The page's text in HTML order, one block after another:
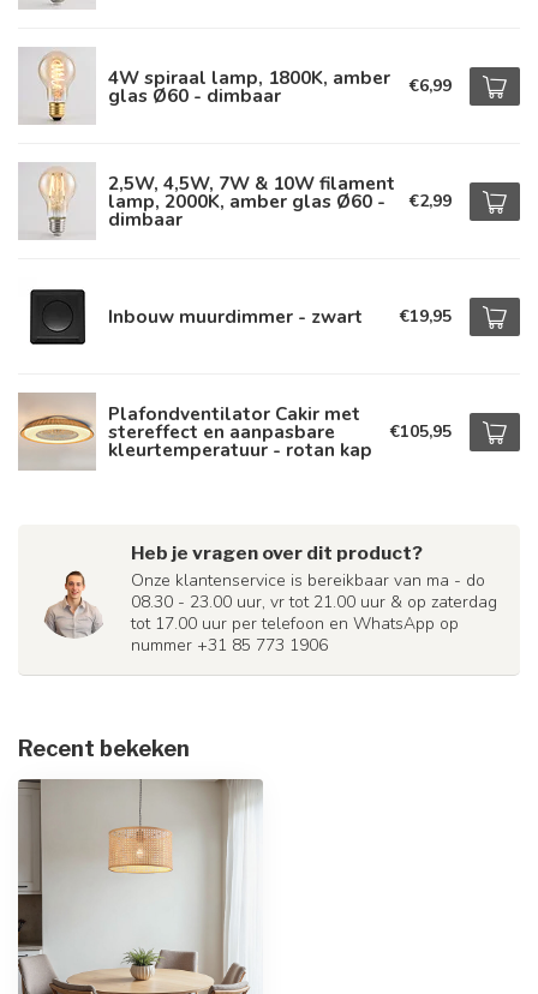
4W spiraal lamp, 1800K, amber
glas Ø60 - dimbaar €6,99
2,5W, 4,5W, 7W & 10W filament
lamp, 2000K, amber glas Ø60 -
dimbaar
€2,99
Inbouw muurdimmer - zwart €19,95
Plafondventilator Cakir met
stereffect en aanpasbare
kleurtemperatuur - rotan kap
€105,95
Heb je vragen over dit product?
Onze klantenservice is bereikbaar van ma - do
08.30 - 23.00 uur, vr tot 21.00 uur & op zaterdag
tot 17.00 uur per telefoon en WhatsApp op
nummer +31 85 773 1906
Recent bekeken